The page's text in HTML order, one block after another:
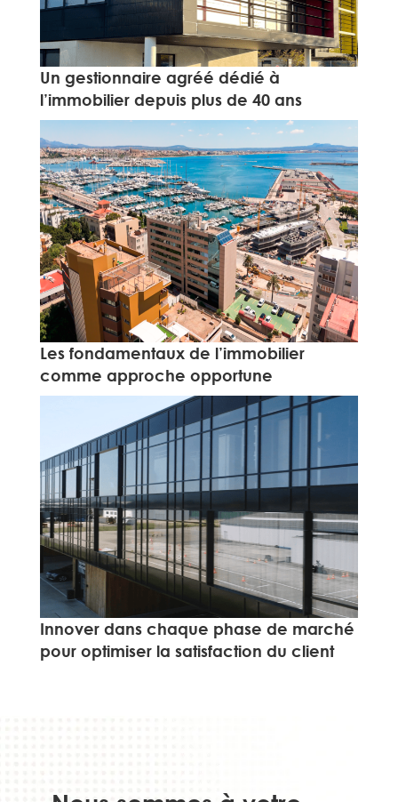
Un gestionnaire agréé dédié à
l’immobilier depuis plus de 40 ans
Les fondamentaux de l’immobilier
comme approche opportune
Innover dans chaque phase de marché
pour optimiser la satisfaction du client